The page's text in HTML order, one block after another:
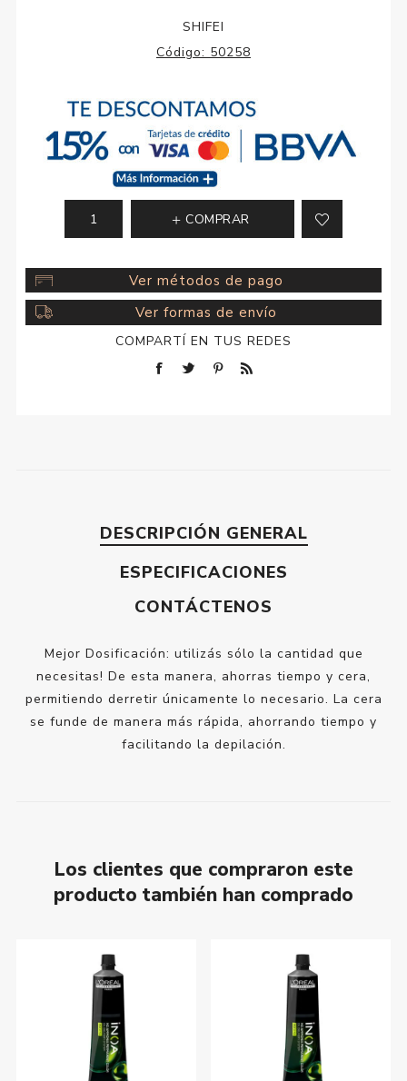
SHIFEI
Código: 50258
COMPRAR
Ver métodos de pago
Ver formas de envío
COMPARTÍ EN TUS REDES
DESCRIPCIÓN GENERAL
ESPECIFICACIONES
CONTÁCTENOS
Mejor Dosificación: utilizás sólo la cantidad que
necesitas! De esta manera, ahorras tiempo y cera,
permitiendo derretir únicamente lo necesario. La cera
se funde de manera más rápida, ahorrando tiempo y
facilitando la depilación.
Los clientes que compraron este
producto también han comprado